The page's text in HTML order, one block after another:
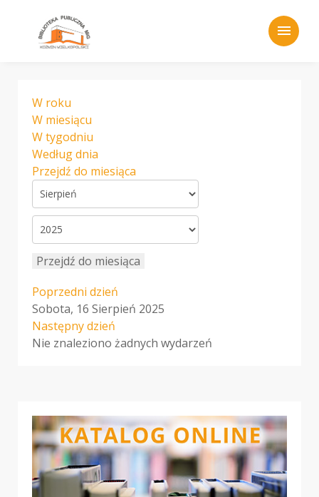
menu
W roku
W miesiącu
W tygodniu
Według dnia
Przejdź do miesiąca
Przejdź do miesiąca
Poprzedni dzień
Sobota, 16 Sierpień 2025
Następny dzień
Nie znaleziono żadnych wydarzeń